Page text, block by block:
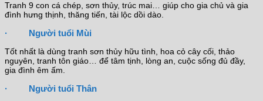
Tranh 9 con cá chép, sơn thủy, trúc mai… giúp cho gia chủ và gia
đình hưng thịnh, thăng tiến, tài lộc dồi dào.
· Người tuổi Mùi
Tốt nhất là dùng tranh sơn thủy hữu tình, hoa cỏ cây cối, thảo
nguyên, tranh tôn giáo… để tâm tịnh, lòng an, cuộc sống đủ đầy,
gia đình êm ấm.
· Người tuổi Thân